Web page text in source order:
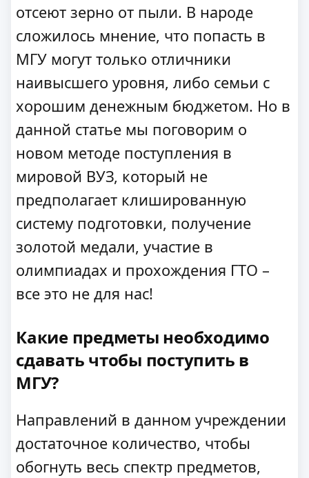
отсеют зерно от пыли. В народе
сложилось мнение, что попасть в
МГУ могут только отличники
наивысшего уровня, либо семьи с
хорошим денежным бюджетом. Но в
данной статье мы поговорим о
новом методе поступления в
мировой ВУЗ, который не
предполагает клишированную
систему подготовки, получение
золотой медали, участие в
олимпиадах и прохождения ГТО –
все это не для нас!
Какие предметы необходимо
сдавать чтобы поступить в
МГУ?
Направлений в данном учреждении
достаточное количество, чтобы
обогнуть весь спектр предметов,